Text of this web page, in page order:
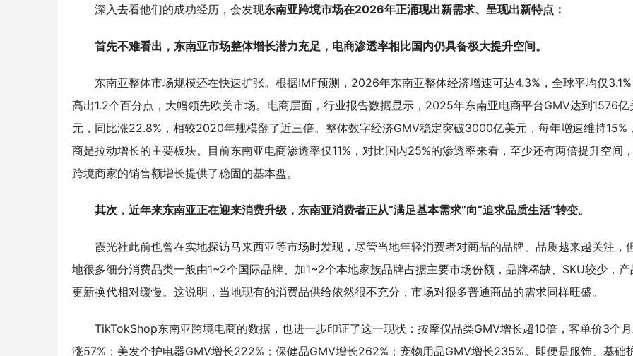
深入去看他们的成功经历，会发现东南亚跨境市场在2026年正涌现出新需求、呈现出新特点：
首先不难看出，东南亚市场整体增长潜力充足，电商渗透率相比国内仍具备极大提升空间。
东南亚整体市场规模还在快速扩张。根据IMF预测，2026年东南亚整体经济增速可达4.3%，全球平均仅3.1%
高出1.2个百分点，大幅领先欧美市场。电商层面，行业报告数据显示，2025年东南亚电商平台GMV达到1576亿
元，同比涨22.8%，相较2020年规模翻了近三倍。整体数字经济GMV稳定突破3000亿美元，每年增速维持15%
商是拉动增长的主要板块。目前东南亚电商渗透率仅11%，对比国内25%的渗透率来看，至少还有两倍提升空间
跨境商家的销售额增长提供了稳固的基本盘。
其次，近年来东南亚正在迎来消费升级，东南亚消费者正从“满足基本需求”向“追求品质生活”转变。
霞光社此前也曾在实地探访马来西亚等市场时发现，尽管当地年轻消费者对商品的品牌、品质越来越关注，
地很多细分消费品类一般由1~2个国际品牌、加1~2个本地家族品牌占据主要市场份额，品牌稀缺、SKU较少，产
更新换代相对缓慢。这说明，当地现有的消费品供给依然很不充分，市场对很多普通商品的需求同样旺盛。
TikTokShop东南亚跨境电商的数据，也进一步印证了这一现状：按摩仪品类GMV增长超10倍，客单价3个
涨57%；美发个护电器GMV增长222%；保健品GMV增长262%；宠物用品GMV增长235%。即便是服饰、基础